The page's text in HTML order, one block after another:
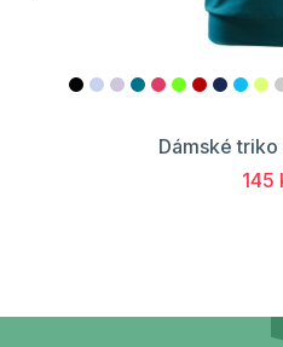
Dámské
145